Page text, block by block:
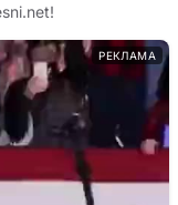
РЕКЛАМА